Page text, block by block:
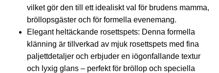
vilket gör den till ett idealiskt val för brudens mamma,
bröllopsgäster och för formella evenemang.
Elegant heltäckande rosettspets: Denna formella
klänning är tillverkad av mjuk rosettspets med fina
paljettdetaljer och erbjuder en iögonfallande textur
och lyxig glans – perfekt för bröllop och speciella